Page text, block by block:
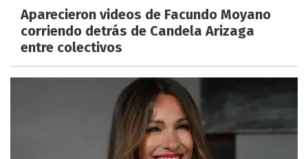
Aparecieron videos de Facundo Moyano
corriendo detrás de Candela Arizaga
entre colectivos